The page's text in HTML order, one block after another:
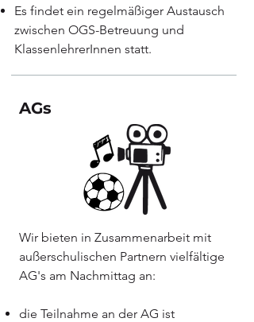
Es findet ein regelmäßiger Austausch
zwischen OGS-Betreuung und
KlassenlehrerInnen statt.
AGs
Wir bieten in Zusammenarbeit mit
außerschulischen Partnern vielfältige
AG's am Nachmittag an:
die Teilnahme an der AG ist